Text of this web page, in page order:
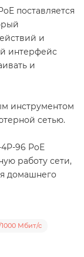
поставляется
и
интерфейс
и
инструментом
сетью.
96 PoE
работу сети,
домашнего
1000 Мбит/с